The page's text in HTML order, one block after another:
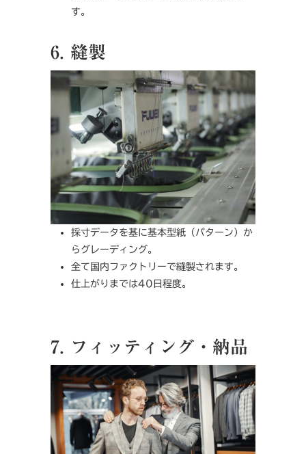
す。
6. 縫製
採寸データを基に基本型紙（パターン）か
らグレーディング。
全て国内ファクトリーで縫製されます。
仕上がりまでは40日程度。
7. フィッティング・納品